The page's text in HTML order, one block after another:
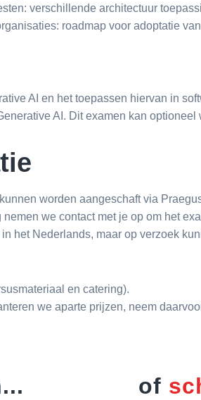
verschillende architectuur
roadmap voor adoptatie
AI en het toepassen hiervan in
AI. Dit examen kan optioneel
worden aangeschaft via
we contact met je op om het
het Nederlands, maar op verzoek
en catering).
we aparte prijzen, neem
of